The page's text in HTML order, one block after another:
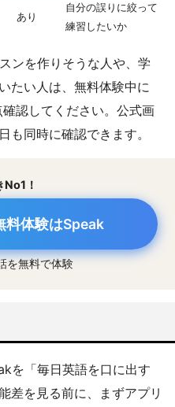
あり
自分の誤りに絞って
練習したいか
ンを作りそうな人や、学
たい人は、無料体験中に
認してください。公式画
も同時に確認できます。
No1！
料体験はSpeak
を無料で体験
を「毎日英語を口に出す
差を見る前に、まずアプリ